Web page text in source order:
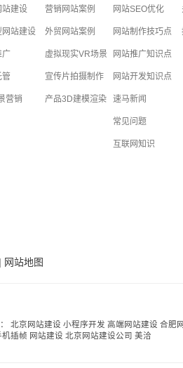
站建设
网站建设
广
管
营销
营销网站案例
外贸网站案例
虚拟现实VR场景
宣传片拍摄制作
产品3D建模渲染
网站SEO优化
网站制作技巧点
网站推广知识点
网站开发知识点
速马新闻
常见问题
互联网知识
| 网站地图
北京网站建设 小程序开发 高端网站建设 合肥
机插帧 网站建设 北京网站建设公司 美洽